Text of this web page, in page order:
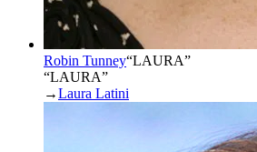
Robin Tunney“LAURA”
“LAURA”
→Laura Latini